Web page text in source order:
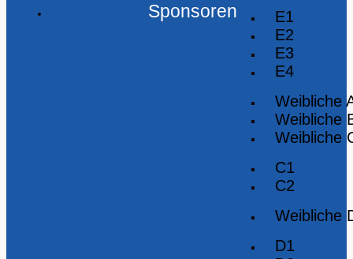
E1
E2
E3
E4
Weibliche
Weibliche
Weibliche
C1
C2
Weibliche
D1
Sponsoren